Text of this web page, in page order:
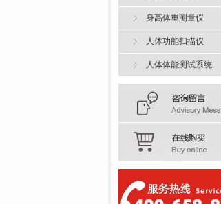
身高体重测量仪
人体功能扫描仪
人体体能测试系统